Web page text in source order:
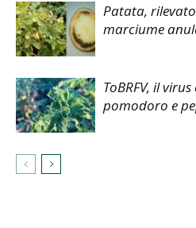
Patata,
marciume
ToBRFV, il
pomodoro e